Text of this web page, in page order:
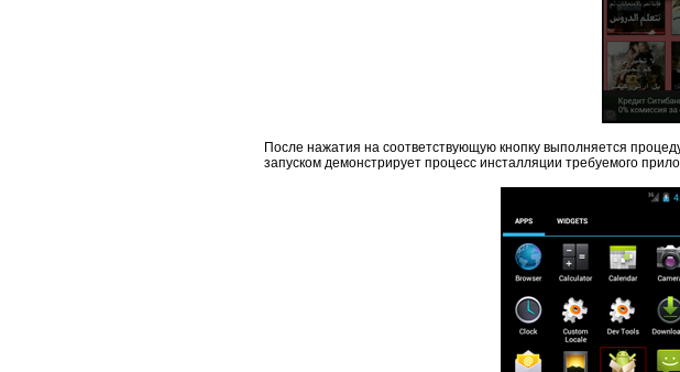
После нажатия на соответствующую кнопку выполняется
запуском демонстрирует процесс инсталляции требуемого